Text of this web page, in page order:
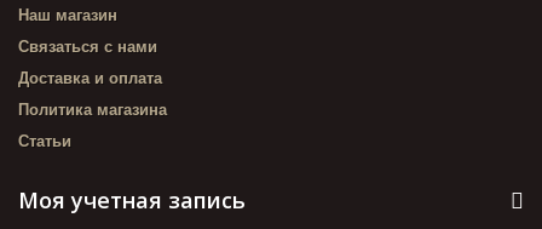
Наш магазин
Связаться с нами
Доставка и оплата
Политика магазина
Статьи
Моя учетная запись